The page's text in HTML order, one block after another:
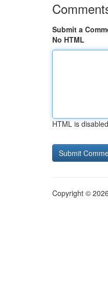
Submit a
No HTML
HTML is disabled
Copyright ©